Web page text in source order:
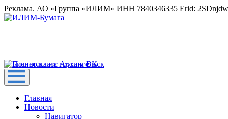
Реклама. АО «Группа «ИЛИМ» ИНН 7840346335 Erid:
Главная
Новости
Навигатор